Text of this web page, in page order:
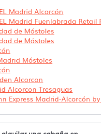
Madrid Alcorcón
Madrid Fuenlabrada Retail
de Móstoles
de Móstoles
Móstoles
Alcorcon
Alcorcon Tresaguas
Express Madrid-Alcorcón by